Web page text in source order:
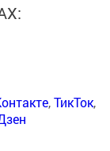
,ТикТок,